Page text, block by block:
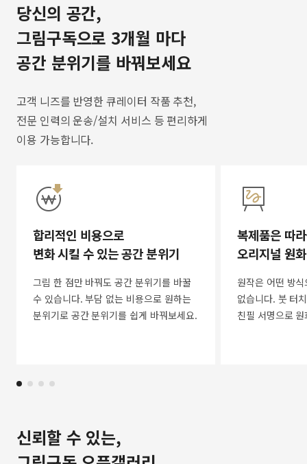
당신의 공간,
그림구독으로 3개월 마다
공간 분위기를 바꿔보세요
고객 니즈를 반영한 큐레이터 작품 추천,
전문 인력의 운송/설치 서비스 등 편리하게
이용 가능합니다.
합리적인 비용으로
변화 시킬 수 있는 공간 분위기
그림 한 점만 바꿔도 공간 분위기를 바꿀
수 있습니다. 부담 없는 비용으로 원하는
분위기로 공간 분위기를 쉽게 바꿔보세요.
복제품은 따
오리지널 원
원작은 어떤 방
없습니다. 붓 터
친필 서명으로
신뢰할 수 있는,